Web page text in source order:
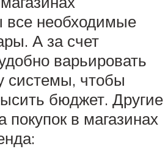
все необходимые
А за счет
варьировать
системы, чтобы
бюджет. Другие
в магазинах